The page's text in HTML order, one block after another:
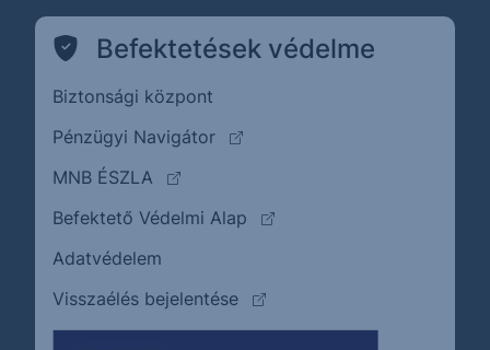
Befektetések védelme
Biztonsági központ
Pénzügyi Navigátor
(külső oldalra ugrik)
MNB ÉSZLA
(külső oldalra ugrik)
Befektető Védelmi Alap
(külső oldalra ugrik)
Adatvédelem
Visszaélés bejelentése
(külső oldalra ugrik)